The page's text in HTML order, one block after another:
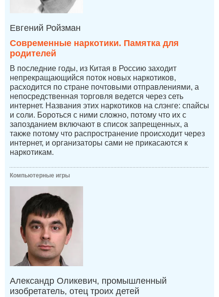
Евгений Ройзман
Современные наркотики. Памятка для
родителей
В последние годы, из Китая в Россию заходит
непрекращающийся поток новых наркотиков,
расходится по стране почтовыми отправлениями, а
непосредственная торговля ведется через сеть
интернет. Названия этих наркотиков на слэнге: спайсы
и соли. Бороться с ними сложно, потому что их с
запозданием включают в список запрещенных, а
также потому что распространение происходит через
интернет, и организаторы сами не прикасаются к
наркотикам.
Компьютерные игры
Александр Оликевич, промышленный
изобретатель, отец троих детей